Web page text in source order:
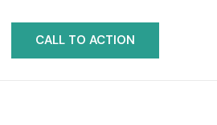
CALL TO ACTION